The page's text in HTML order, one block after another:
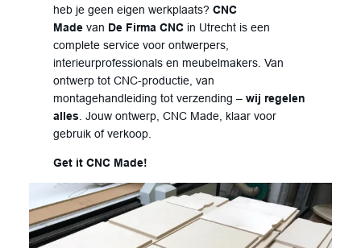
heb je geen eigen werkplaats?CNC
Made van De Firma CNC in Utrecht is een
complete service voor ontwerpers,
interieurprofessionals en meubelmakers. Van
ontwerp tot CNC-productie, van
montagehandleiding tot verzending –wij regelen
alles. Jouw ontwerp, CNC Made, klaar voor
gebruik of verkoop.
Get it CNC Made!